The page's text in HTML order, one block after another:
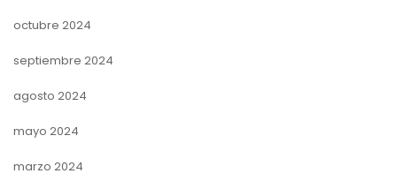
octubre 2024
septiembre 2024
agosto 2024
mayo 2024
marzo 2024